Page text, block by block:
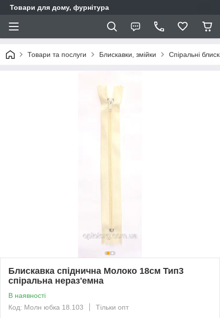
Товари для дому, фурнітура
Товари та послуги Блискавки, змійки Спіральні
Блискавка спіднична Молоко 18см Тип3
спіральна нераз'емна
В наявності
Код: Молн юбка 18.103
Тільки опт